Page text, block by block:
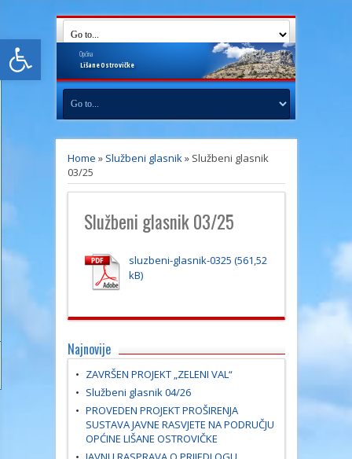
Open toolbar
LišaneOstrovičke
Općina
Home » Službeni glasnik» Službeni glasnik
03/25
Službeni glasnik 03/25
sluzbeni-glasnik-0325
Najnovije
ZAVRŠEN PROJEKT „ZELENI VAL“
Službeni glasnik 04/26
PROVEDEN PROJEKT PROŠIRENJA
SUSTAVA JAVNE RASVJETE NA PODRUČJU
OPĆINE LIŠANE OSTROVIČKE